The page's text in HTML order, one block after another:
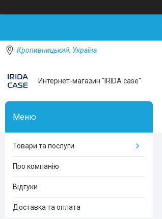
Кропивницький, Україна
Интернет-магазин "IRIDA case"
Товари та послуги
Про компанію
Відгуки
Доставка та оплата